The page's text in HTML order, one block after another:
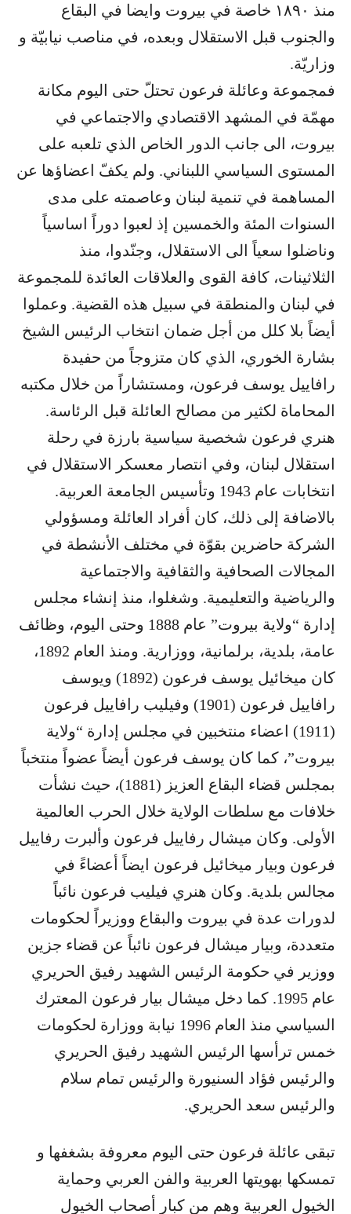
منذ ١٨٩٠ خاصة في بيروت وايضا في البقاع
والجنوب قبل الاستقلال وبعده، في مناصب نيابيّة و
وزاريّة.
فمجموعة وعائلة فرعون تحتلّ حتى اليوم مكانة
مهمّة في المشهد الاقتصادي والاجتماعي في
بيروت، الى جانب الدور الخاص الذي تلعبه على
المستوى السياسي اللبناني. ولم يكفّ اعضاؤها عن
المساهمة في تنمية لبنان وعاصمته على مدى
السنوات المئة والخمسين إذ لعبوا دوراً اساسياً
وناضلوا سعياً الى الاستقلال، وجنّدوا، منذ
الثلاثينات، كافة القوى والعلاقات العائدة للمجموعة
في لبنان والمنطقة في سبيل هذه القضية. وعملوا
أيضاً بلا كلل من أجل ضمان انتخاب الرئيس الشيخ
بشارة الخوري، الذي كان متزوجاً من حفيدة
رافاييل يوسف فرعون، ومستشاراً من خلال مكتبه
المحاماة لكثير من مصالح العائلة قبل الرئاسة.
هنري فرعون شخصية سياسية بارزة في رحلة
استقلال لبنان، وفي انتصار معسكر الاستقلال في
انتخابات عام 1943 وتأسيس الجامعة العربية.
بالاضافة إلى ذلك، كان أفراد العائلة ومسؤولي
الشركة حاضرين بقوّة في مختلف الأنشطة في
المجالات الصحافية والثقافية والاجتماعية
والرياضية والتعليمية. وشغلوا، منذ إنشاء مجلس
إدارة “ولاية بيروت” عام 1888 وحتى اليوم، وظائف
عامة، بلدية، برلمانية، ووزارية. ومنذ العام 1892،
كان ميخائيل يوسف فرعون (1892) ويوسف
رافاييل فرعون (1901) وفيليب رافاييل فرعون
(1911) اعضاء منتخبين في مجلس إدارة “ولاية
بيروت”، كما كان يوسف فرعون أيضاً عضواً منتخباً
بمجلس قضاء البقاع العزيز (1881)، حيث نشأت
خلافات مع سلطات الولاية خلال الحرب العالمية
الأولى. وكان ميشال رفاييل فرعون وألبرت رفاييل
فرعون وبيار ميخائيل فرعون ايضاً أعضاءً في
مجالس بلدية. وكان هنري فيليب فرعون نائباً
لدورات عدة في بيروت والبقاع ووزيراً لحكومات
متعددة، وبيار ميشال فرعون نائباً عن قضاء جزين
ووزير في حكومة الرئيس الشهيد رفيق الحريري
عام 1995. كما دخل ميشال بيار فرعون المعترك
السياسي منذ العام 1996 نيابة ووزارة لحكومات
خمس ترأسها الرئيس الشهيد رفيق الحريري
والرئيس فؤاد السنيورة والرئيس تمام سلام
والرئيس سعد الحريري.
تبقى عائلة فرعون حتى اليوم معروفة بشغفها و
تمسكها بهويتها العربية والفن العربي وحماية
الخيول العربية وهم من كبار أصحاب الخيول